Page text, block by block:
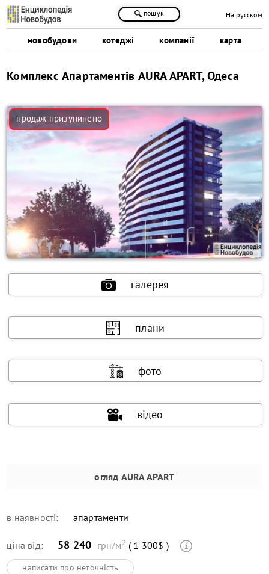
новобудови котеджі компанії карта
пошук На русском
Комплекс Апартаментів AURA APART, Одеса
галерея
плани
фото
відео
огляд AURA APART
в наявності: апартаменти
ціна від: 58 240 грн/м2 ( 1 300$ )
написати про неточність